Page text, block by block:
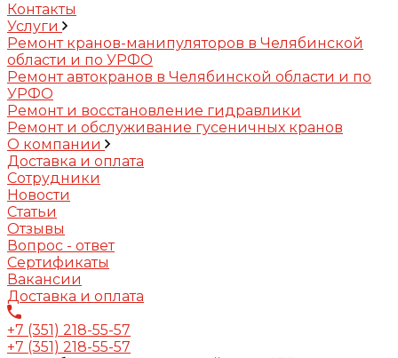
Контакты
Услуги
Ремонт кранов-манипуляторов в Челябинской
области и по УРФО
Ремонт автокранов в Челябинской области и по
УРФО
Ремонт и восстановление гидравлики
Ремонт и обслуживание гусеничных кранов
О компании
Доставка и оплата
Сотрудники
Новости
Статьи
Отзывы
Вопрос - ответ
Сертификаты
Вакансии
Доставка и оплата
+7 (351) 218-55-57
+7 (351) 218-55-57